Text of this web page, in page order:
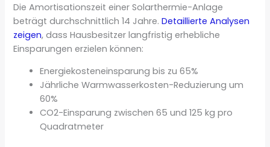
Die Amortisationszeit einer Solarthermie-Anlage
beträgt durchschnittlich 14 Jahre.Detaillierte Analysen
zeigen, dass Hausbesitzer langfristig erhebliche
Einsparungen erzielen können:
Energiekosteneinsparung bis zu 65%
Jährliche Warmwasserkosten-Reduzierung um
60%
CO2-Einsparung zwischen 65 und 125 kg pro
Quadratmeter